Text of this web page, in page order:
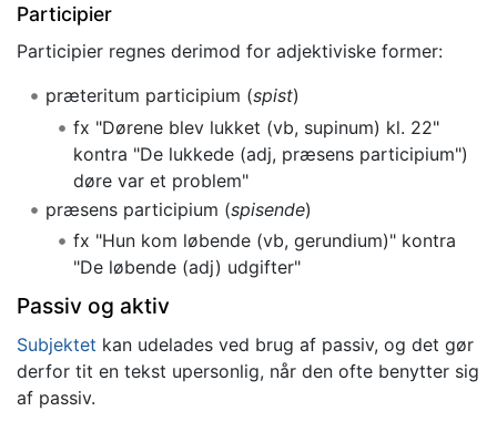
Participier
Participier regnes derimod for adjektiviske former:
præteritum participium (spist)
fx "Dørene blev lukket (vb, supinum) kl. 22"
kontra "De lukkede (adj, præsens participium")
døre var et problem"
præsens participium (spisende)
fx "Hun kom løbende (vb, gerundium)" kontra
"De løbende (adj) udgifter"
Passiv og aktiv
Subjektet kan udelades ved brug af passiv, og det gør
derfor tit en tekst upersonlig, når den ofte benytter sig
af passiv.